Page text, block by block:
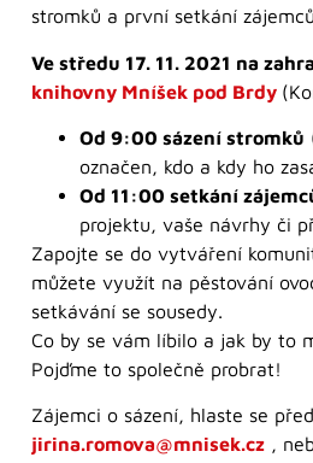
stromků a první setkání
Ve středu 17. 11. 2021 na
knihovny Mníšek pod Brdy
Od 9:00 sázení stromků
označen, kdo a kdy ho
Od 11:00 setkání
projektu, vaše návrhy či
Zapojte se do vytváření
můžete využít na pěstování
setkávání se sousedy.
Co by se vám líbilo a jak by to
Pojďme to společně probrat!
Zájemci o sázení, hlaste se
jirina.romova@mnisek.cz ,